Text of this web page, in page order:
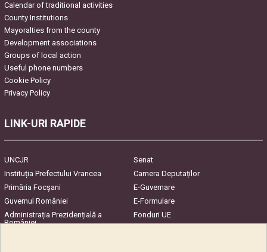
Calendar of traditional activities
County Institutions
Mayoralties from the county
Development associations
Groups of local action
Useful phone numbers
Cookie Policy
Privacy Policy
LINK-URI RAPIDE
UNCJR
Senat
Instituția Prefectului Vrancea
Camera Deputaților
Primăria Focşani
E-Guvernare
Guvernul României
E-Formulare
Administrația Prezidențială a
României
Fonduri UE